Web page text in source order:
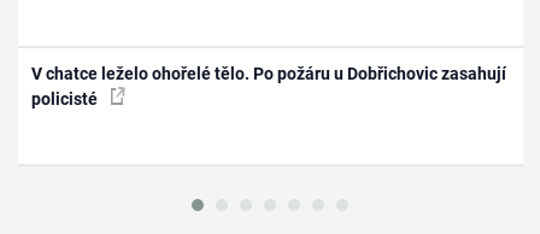
V chatce leželo ohořelé tělo. Po požáru u Dobřichovic zasahují
policisté